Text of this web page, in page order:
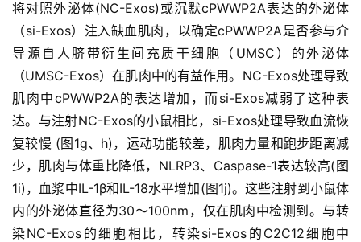
再
生
医
学
临
床
转
化
登录 注册
将对照外泌体(NC-Exos)或沉默cPWWP2A表达的外泌体
（si-Exos）注入缺血肌肉，以确定cPWWP2A是否参与介
导源自人脐带衍生间充质干细胞（UMSC）的外泌体
（UMSC-Exos）在肌肉中的有益作用。NC-Exos处理导致
肌肉中cPWWP2A的表达增加，而si-Exos减弱了这种表
达。与注射NC-Exos的小鼠相比，si-Exos处理导致血流恢
复较慢 (图1g、h)，运动功能较差，肌肉力量和跑步距离减
少，肌肉与体重比降低，NLRP3、Caspase-1表达较高(图
1i)，血浆中IL-1β和IL-18水平增加(图1j)。这些注射到小鼠体
内的外泌体直径为30～100nm，仅在肌肉中检测到。与转
染NC-Exos的细胞相比，转染si-Exos的C2C12细胞中